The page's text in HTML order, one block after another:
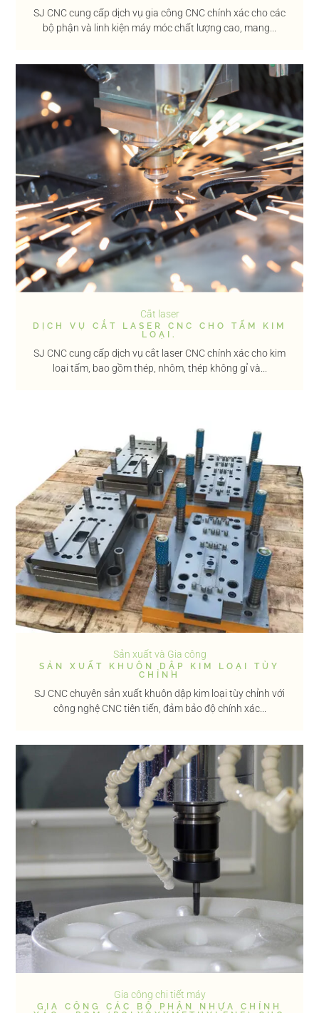
SJ CNC cung cấp dịch vụ gia công CNC chính xác cho các
bộ phận và linh kiện máy móc chất lượng cao, mang...
Cắt laser
DỊCH VỤ CẮT LASER CNC CHO TẤM KIM
LOẠI.
SJ CNC cung cấp dịch vụ cắt laser CNC chính xác cho kim
loại tấm, bao gồm thép, nhôm, thép không gỉ và...
Sản xuất và Gia công
SẢN XUẤT KHUÔN DẬP KIM LOẠI TÙY
CHỈNH
SJ CNC chuyên sản xuất khuôn dập kim loại tùy chỉnh với
công nghệ CNC tiên tiến, đảm bảo độ chính xác...
Gia công chi tiết máy
GIA CÔNG CÁC BỘ PHẬN NHỰA CHÍNH